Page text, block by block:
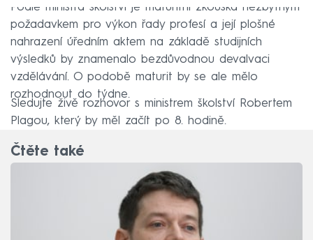
Podle ministra školství je maturitní zkouška nezbytným
požadavkem pro výkon řady profesí a její plošné
nahrazení úředním aktem na základě studijních
výsledků by znamenalo bezdůvodnou devalvaci
vzdělávání. O podobě maturit by se ale mělo
rozhodnout do týdne.
Sledujte živě rozhovor s ministrem školství Robertem
Plagou, který by měl začít po 8. hodině.
Čtěte také